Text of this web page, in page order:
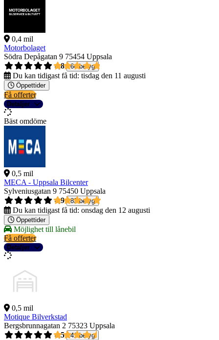
0,4 mil
Motorbolaget
Södra Depågatan 9 75454 Uppsala
4,8
64 betyg
Du kan tidigast få tid: tisdag den 11 augusti
Öppettider
Få offerter
Detaljer
Bäst omdöme
0,5 mil
MECA - Uppsala Bilcenter
Sylveniusgatan 9 75450 Uppsala
4,9
83 betyg
Du kan tidigast få tid: onsdag den 12 augusti
Öppettider
Möjlighet till lånebil
Få offerter
Detaljer
0,5 mil
Motique Bilverkstad
Bergsbrunnagatan 2 75323 Uppsala
4,5
41 betyg